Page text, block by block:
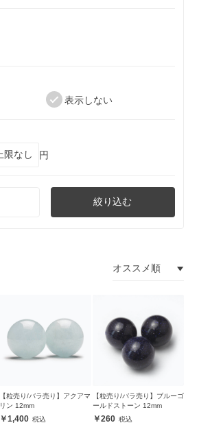
表示しない
円
絞り込む
【粒売り/バラ売り】アクアマ
リン 12mm
1,400
【粒売り/バラ売り】ブルーゴ
ールドストーン 12mm
260